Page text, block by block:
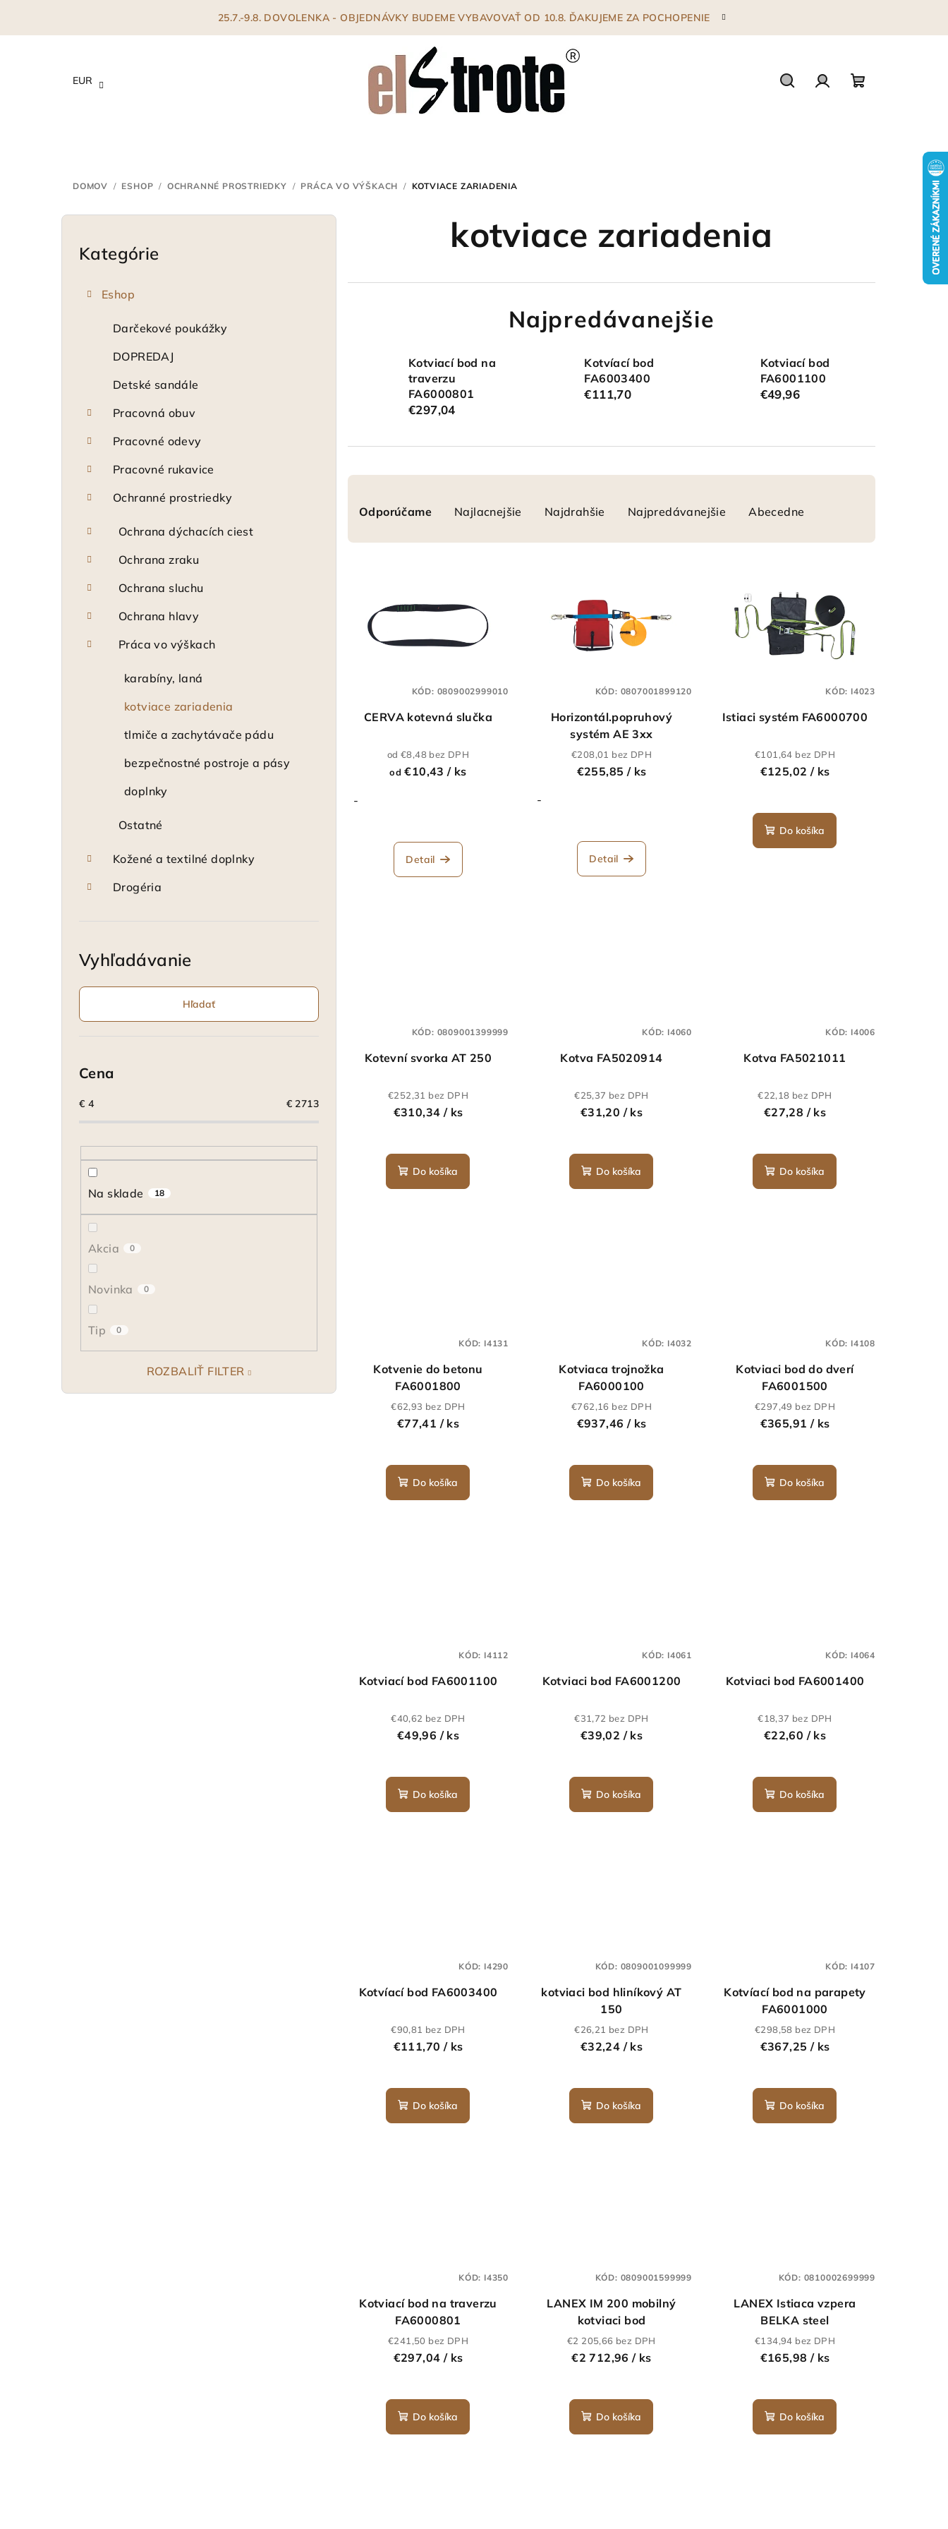
25.7.-9.8. DOVOLENKA - OBJEDNÁVKY BUDEME VYBAVOVAŤ OD 10.8. ĎAKUJEME ZA POCHOPENIE
EUR
DOMOV / ESHOP / OCHRANNÉ PROSTRIEDKY / PRÁCA VO VÝŠKACH / KOTVIACE ZARIADENIA
B
Preskočiť
kategórie
Kategórie
Eshop
Darčekové poukážky
DOPREDAJ
Detské sandále
Pracovná obuv
Pracovné odevy
Pracovné rukavice
Ochranné prostriedky
Ochrana dýchacích ciest
Ochrana zraku
Ochrana sluchu
Ochrana hlavy
Práca vo výškach
karabíny, laná
kotviace zariadenia
tlmiče a zachytávače pádu
bezpečnostné postroje a pásy
doplnky
Ostatné
Kožené a textilné doplnky
Drogéria
Vyhľadávanie
Hľadať
Cena
€ 4 € 2713
Na sklade 18
Akcia 0
Novinka 0
Tip 0
ROZBALIŤ FILTER
kotviace zariadenia
Najpredávanejšie
Kotviací bod na
traverzu
FA6000801
€297,04
Kotvíací bod
FA6003400
€111,70
Kotviací bod
FA6001100
€49,96
a
d
Odporúčame Najlacnejšie Najdrahšie Najpredávanejšie Abecedne
u
CERVA kotevná slučka
od €8,48 bez DPH
od €10,43/ ks
-
Detail
KÓD: 0809002999010
Horizontál.popruhový
systém AE 3xx
€208,01 bez DPH
€255,85 / ks
-
Detail
KÓD: 0807001899120
Istiaci systém FA6000700
€101,64 bez DPH
€125,02 / ks
Do košíka
KÓD: I4023
Kotevní svorka AT 250
€252,31 bez DPH
€310,34 / ks
Do košíka
KÓD: 0809001399999
Kotva FA5020914
€25,37 bez DPH
€31,20 / ks
Do košíka
KÓD: I4060
Kotva FA5021011
€22,18 bez DPH
€27,28 / ks
Do košíka
KÓD: I4006
Kotvenie do betonu
FA6001800
€62,93 bez DPH
€77,41 / ks
Do košíka
KÓD: I4131
Kotviaca trojnožka
FA6000100
€762,16 bez DPH
€937,46 / ks
Do košíka
KÓD: I4032
Kotviaci bod do dverí
FA6001500
€297,49 bez DPH
€365,91 / ks
Do košíka
KÓD: I4108
Kotviací bod FA6001100
€40,62 bez DPH
€49,96 / ks
Do košíka
KÓD: I4112
Kotviaci bod FA6001200
€31,72 bez DPH
€39,02 / ks
Do košíka
KÓD: I4061
Kotviaci bod FA6001400
€18,37 bez DPH
€22,60 / ks
Do košíka
KÓD: I4064
Kotvíací bod FA6003400
€90,81 bez DPH
€111,70 / ks
Do košíka
KÓD: I4290
kotviaci bod hliníkový AT
150
€26,21 bez DPH
€32,24 / ks
Do košíka
KÓD: 0809001099999
Kotvíací bod na parapety
FA6001000
€298,58 bez DPH
€367,25 / ks
Do košíka
KÓD: I4107
Kotviací bod na traverzu
FA6000801
€241,50 bez DPH
€297,04 / ks
Do košíka
KÓD: I4350
LANEX IM 200 mobilný
kotviaci bod
€2 205,66 bez DPH
€2 712,96/ ks
Do košíka
KÓD: 0809001599999
LANEX Istiaca vzpera
BELKA steel
€134,94 bez DPH
€165,98 / ks
Do košíka
KÓD: 0810002699999